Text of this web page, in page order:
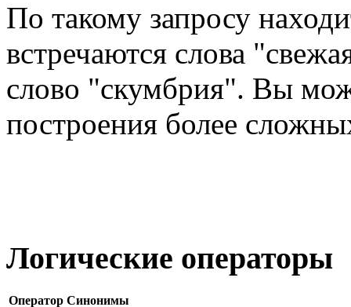
По такому запросу
встречаются слова
слово "скумбрия". Вы
построения более
Логические операторы
Оператор Синонимы